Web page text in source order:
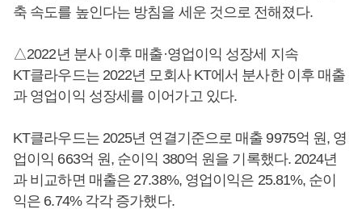
축 속도를 높인다는 방침을 세운 것으로 전해졌다.
△2022년 분사 이후 매출·영업이익 성장세 지속
KT클라우드는 2022년 모회사 KT에서 분사한 이후 매출
과 영업이익 성장세를 이어가고 있다.
KT클라우드는 2025년 연결기준으로 매출 9975억 원, 영
업이익 663억 원, 순이익 380억 원을 기록했다. 2024년
과 비교하면 매출은 27.38%, 영업이익은 25.81%, 순이
익은 6.74% 각각 증가했다.